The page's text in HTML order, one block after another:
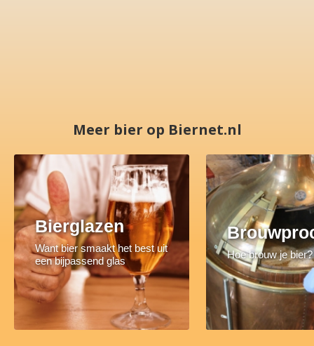
Meer bier op Biernet.nl
Bierglazen
Want bier smaakt het best uit
een bijpassend glas
Hoe brouw je bier?